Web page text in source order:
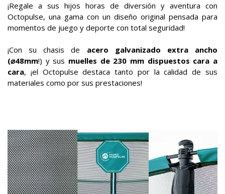
¡Regale a sus hijos horas de diversión y aventura con
Octopulse, una gama con un diseño original pensada para
momentos de juego y deporte con total seguridad!
¡Con su chasis de acero galvanizado extra ancho
(⌀48mm!) y sus muelles de 230 mm dispuestos cara a
cara, ¡el Octopulse destaca tanto por la calidad de sus
materiales como por sus prestaciones!